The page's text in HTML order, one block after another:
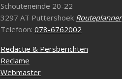
Schouteneinde 20-22
3297 AT Puttershoek Routeplanner
Telefoon: 078-6762002
Redactie & Persberichten
Reclame
Webmaster